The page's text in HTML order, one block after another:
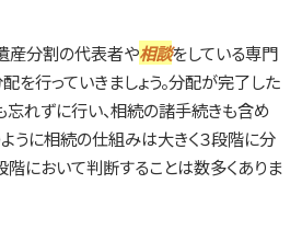
産分割の代表者や相談をしている専門
を行っていきましょう。分配が完了した
れずに行い、相続の諸手続きも含め
ように相続の仕組みは大きく３段階に分
階において判断することは数多くありま